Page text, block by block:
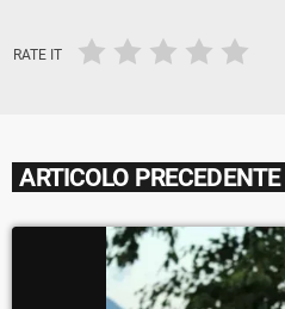
RATE IT
ARTICOLO PRECEDENTE